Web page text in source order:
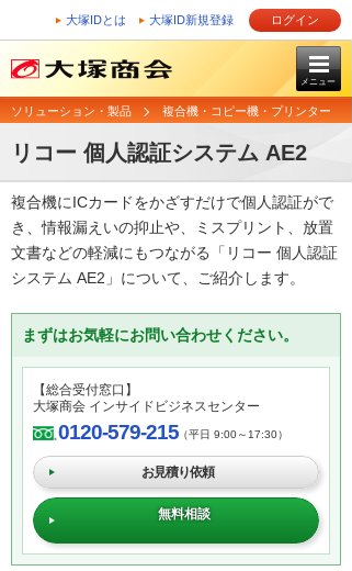
大塚IDとは 大塚ID新規登録 ログイン
メニュー
ソリューション・製品 複合機・コピー機・プリンター
リコー 個人認証システム AE2
複合機にICカードをかざすだけで個人認証がで
き、情報漏えいの抑止や、ミスプリント、放置
文書などの軽減にもつながる「リコー 個人認証
システム AE2」について、ご紹介します。
まずはお気軽にお問い合わせください。
【総合受付窓口】
大塚商会 インサイドビジネスセンター
0120-579-215（平日 9:00～17:30）
お見積り依頼
無料相談